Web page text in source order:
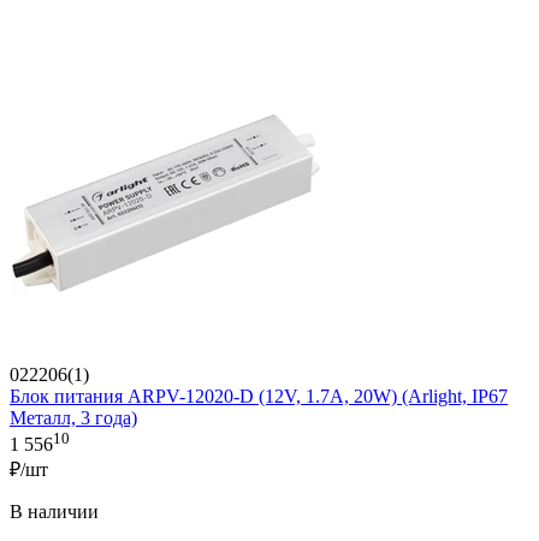
022206(1)
Блок питания ARPV-12020-D (12V, 1.7A, 20W) (Arlight, IP67
Металл, 3 года)
1 55610
₽/шт
В наличии